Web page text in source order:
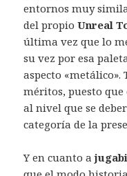
entornos muy
del propioUnreal
última vez que lo
su vez por esa
aspecto
méritos, puesto
al nivel que se
categoría de la
Y en cuanto a